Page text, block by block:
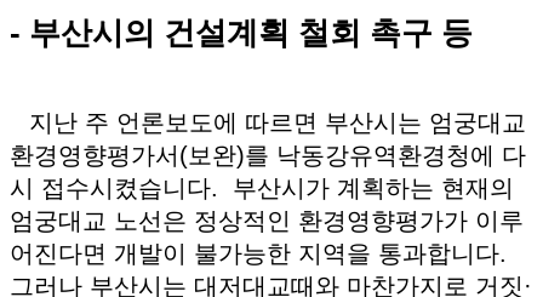
- 부산시의 건설계획 철회 촉구 등
지난 주 언론보도에 따르면 부산시는 엄궁대교
환경영향평가서(보완)를 낙동강유역환경청에 다
시 접수시켰습니다. 부산시가 계획하는 현재의
엄궁대교 노선은 정상적인 환경영향평가가 이루
어진다면 개발이 불가능한 지역을 통과합니다.
그러나 부산시는 대저대교때와 마찬가지로 거짓·